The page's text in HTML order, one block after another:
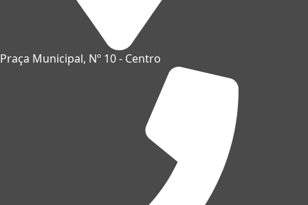
Praça Municipal, Nº 10 - Centro